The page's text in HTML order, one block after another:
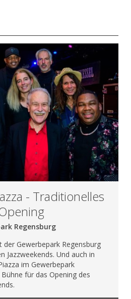
- Traditionelles
Regensburg
der Gewerbepark Regensburg
Jazzweekends. Und auch in
im Gewerbepark
für das Opening des